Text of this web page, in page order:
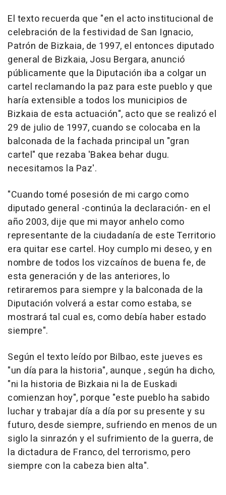
El texto recuerda que "en el acto institucional de
celebración de la festividad de San Ignacio,
Patrón de Bizkaia, de 1997, el entonces diputado
general de Bizkaia, Josu Bergara, anunció
públicamente que la Diputación iba a colgar un
cartel reclamando la paz para este pueblo y que
haría extensible a todos los municipios de
Bizkaia de esta actuación", acto que se realizó el
29 de julio de 1997, cuando se colocaba en la
balconada de la fachada principal un "gran
cartel" que rezaba 'Bakea behar dugu.
necesitamos la Paz'.
"Cuando tomé posesión de mi cargo como
diputado general -continúa la declaración- en el
año 2003, dije que mi mayor anhelo como
representante de la ciudadanía de este Territorio
era quitar ese cartel. Hoy cumplo mi deseo, y en
nombre de todos los vizcaínos de buena fe, de
esta generación y de las anteriores, lo
retiraremos para siempre y la balconada de la
Diputación volverá a estar como estaba, se
mostrará tal cual es, como debía haber estado
siempre".
Según el texto leído por Bilbao, este jueves es
"un día para la historia", aunque , según ha dicho,
"ni la historia de Bizkaia ni la de Euskadi
comienzan hoy", porque "este pueblo ha sabido
luchar y trabajar día a día por su presente y su
futuro, desde siempre, sufriendo en menos de un
siglo la sinrazón y el sufrimiento de la guerra, de
la dictadura de Franco, del terrorismo, pero
siempre con la cabeza bien alta".